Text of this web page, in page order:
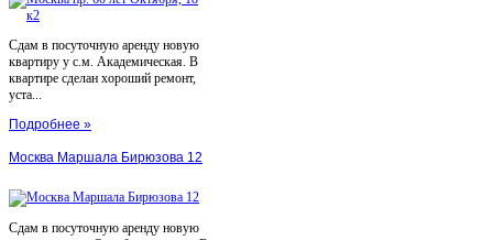
Сдам в посуточную аренду новую
квартиру у с.м. Академическая. В
квартире сделан хороший ремонт,
уста...
Подробнее »
Москва Маршала Бирюзова 12
Сдам в посуточную аренду новую